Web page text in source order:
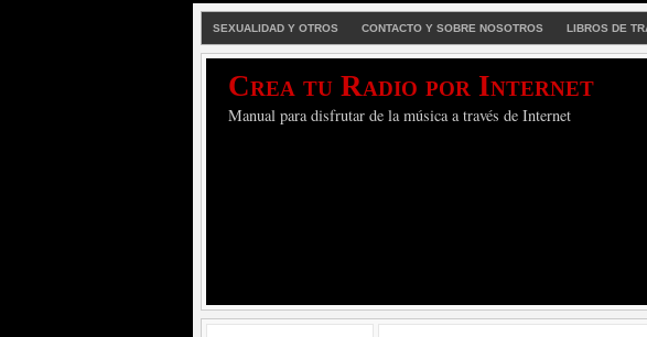
SEXUALIDAD Y OTROS CONTACTO Y SOBRE NOSOTROS LIBROS DE
Crea tu Radio por Internet
Manual para disfrutar de la música a través de Internet